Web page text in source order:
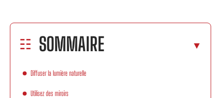
SOMMAIRE
Diffuser la lumière naturelle
Utilisez des miroirs